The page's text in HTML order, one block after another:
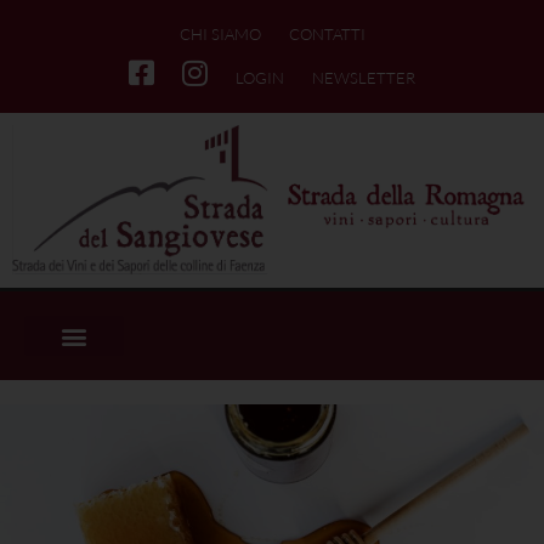
CHI SIAMO CONTATTI
LOGIN NEWSLETTER